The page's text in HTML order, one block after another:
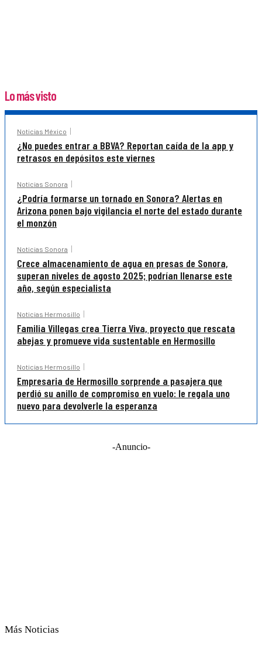
Lo más visto
Noticias México
¿No puedes entrar a BBVA? Reportan caída de la app y
retrasos en depósitos este viernes
Noticias Sonora
¿Podría formarse un tornado en Sonora? Alertas en
Arizona ponen bajo vigilancia el norte del estado durante
el monzón
Noticias Sonora
Crece almacenamiento de agua en presas de Sonora,
superan niveles de agosto 2025; podrían llenarse este
año, según especialista
Noticias Hermosillo
Familia Villegas crea Tierra Viva, proyecto que rescata
abejas y promueve vida sustentable en Hermosillo
Noticias Hermosillo
Empresaria de Hermosillo sorprende a pasajera que
perdió su anillo de compromiso en vuelo: le regala uno
nuevo para devolverle la esperanza
-Anuncio-
Más Noticias